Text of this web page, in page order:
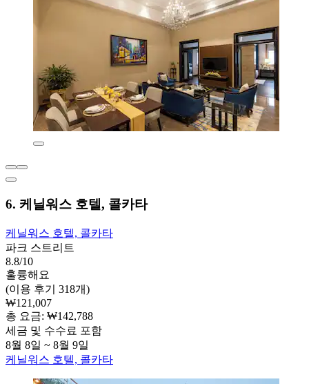
6. 케닐워스 호텔, 콜카타
케닐워스 호텔, 콜카타
파크 스트리트
8.8/10
훌륭해요
(이용 후기 318개)
₩121,007
총 요금: ₩142,788
세금 및 수수료 포함
8월 8일 ~ 8월 9일
케닐워스 호텔, 콜카타